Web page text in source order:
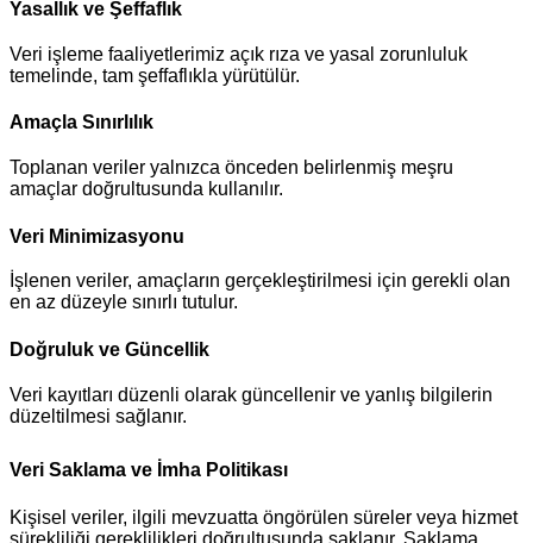
Yasallık ve Şeffaflık
Veri işleme faaliyetlerimiz açık rıza ve yasal zorunluluk
temelinde, tam şeffaflıkla yürütülür.
Amaçla Sınırlılık
Toplanan veriler yalnızca önceden belirlenmiş meşru
amaçlar doğrultusunda kullanılır.
Veri Minimizasyonu
İşlenen veriler, amaçların gerçekleştirilmesi için gerekli olan
en az düzeyle sınırlı tutulur.
Doğruluk ve Güncellik
Veri kayıtları düzenli olarak güncellenir ve yanlış bilgilerin
düzeltilmesi sağlanır.
Veri Saklama ve İmha Politikası
Kişisel veriler, ilgili mevzuatta öngörülen süreler veya hizmet
sürekliliği gereklilikleri doğrultusunda saklanır. Saklama